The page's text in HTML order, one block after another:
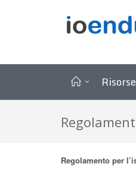
Risorse
Regolamento per